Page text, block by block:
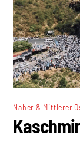
Naher & Mittlerer